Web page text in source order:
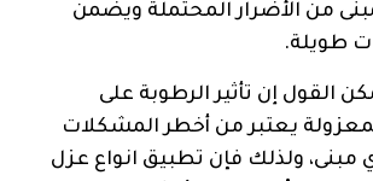
من الأضرار المحتملة ويضمن
طويلة.
القول إن تأثير الرطوبة على
يعتبر من أخطر المشكلات
مبنى، ولذلك فإن تطبيق انواع عزل